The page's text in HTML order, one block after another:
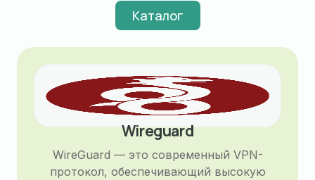
Каталог
Wireguard
WireGuard — это современный VPN-
протокол, обеспечивающий высокую